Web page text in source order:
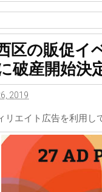
キャラクターショー
ベント企画・運営「株式
区の販促イ
破産開始決
2019
リエイト広告を利用し